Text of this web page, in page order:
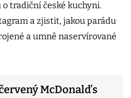
tradiční české kuchyni.
a zjistit, jakou parádu
a umně naservírované
McDonald’s